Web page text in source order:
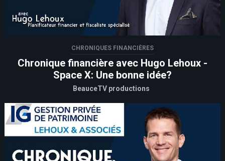
CHRONIQUES FINANCIÈRES
Chronique financière avec Hugo Lehoux -
Space X: Une bonne idée?
BeauceTV productions